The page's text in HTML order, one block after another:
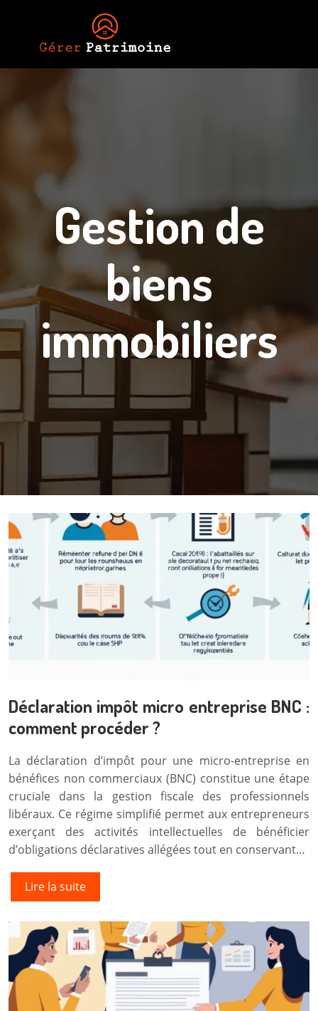
Gestion de
biens
immobiliers
Déclaration impôt micro entreprise BNC :
comment procéder ?
La déclaration d’impôt pour une micro-entreprise en
bénéfices non commerciaux (BNC) constitue une étape
cruciale dans la gestion fiscale des professionnels
libéraux. Ce régime simplifié permet aux entrepreneurs
exerçant des activités intellectuelles de bénéficier
d’obligations déclaratives allégées tout en conservant…
Lire la suite